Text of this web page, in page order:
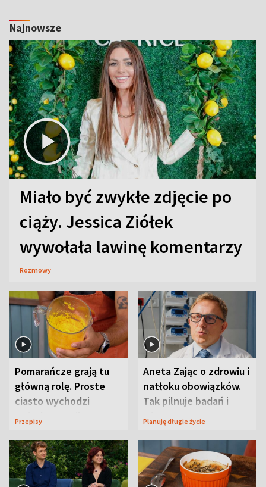
Najnowsze
Miało być zwykłe zdjęcie po
ciąży. Jessica Ziółek
wywołała lawinę komentarzy
Rozmowy
Pomarańcze grają tu
główną rolę. Proste
ciasto wychodzi
wyjątkowo wilgotne
Przepisy
Aneta Zając o zdrowiu i
natłoku obowiązków.
Tak pilnuje badań i
wizyt
Planuję długie życie